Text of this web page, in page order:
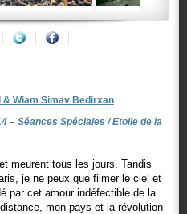
Wiam Simav Bedirxan
– Séances Spéciales / Etoile de la
meurent tous les jours. Tandis
je ne peux que filmer le ciel et
par cet amour indéfectible de la
mon pays et la révolution